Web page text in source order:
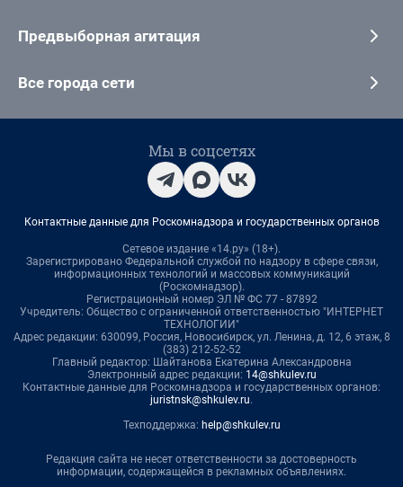
Предвыборная агитация
Все города сети
Мы в соцсетях
Контактные данные для Роскомнадзора и государственных органов
Сетевое издание «14.ру» (18+).
Зарегистрировано Федеральной службой по надзору в сфере связи,
информационных технологий и массовых коммуникаций
(Роскомнадзор).
Регистрационный номер ЭЛ № ФС 77 - 87892
Учредитель: Общество с ограниченной ответственностью "ИНТЕРНЕТ
ТЕХНОЛОГИИ"
Адрес редакции: 630099, Россия, Новосибирск, ул. Ленина, д. 12, 6 этаж, 8
(383) 212-52-52
Главный редактор: Шайтанова Екатерина Александровна
Электронный адрес редакции: 14@shkulev.ru
Контактные данные для Роскомнадзора и государственных органов:
juristnsk@shkulev.ru.
Техподдержка: help@shkulev.ru
Редакция сайта не несет ответственности за достоверность
информации, содержащейся в рекламных объявлениях.